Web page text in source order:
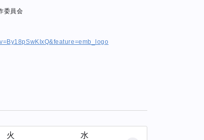
委員会
火 水